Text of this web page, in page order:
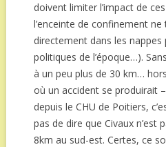
doivent limiter l’impact de
l’enceinte de confinement
directement dans les
politiques de l’époque…).
à un peu plus de 30 km…
où un accident se produirait
depuis le CHU de Poitiers,
pas de dire que Civaux
8km au sud-est. Certes, ce